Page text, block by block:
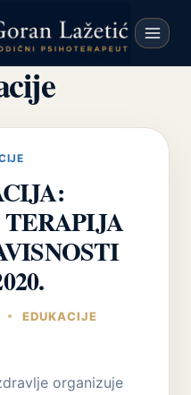
EDUKACIJE
organizuje